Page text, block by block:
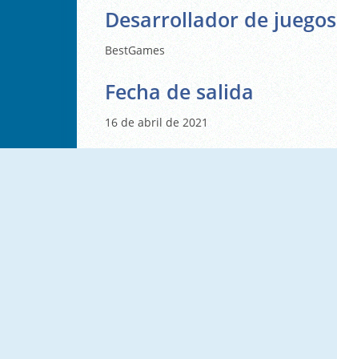
Desarrollador de juegos
BestGames
Fecha de salida
16 de abril de 2021